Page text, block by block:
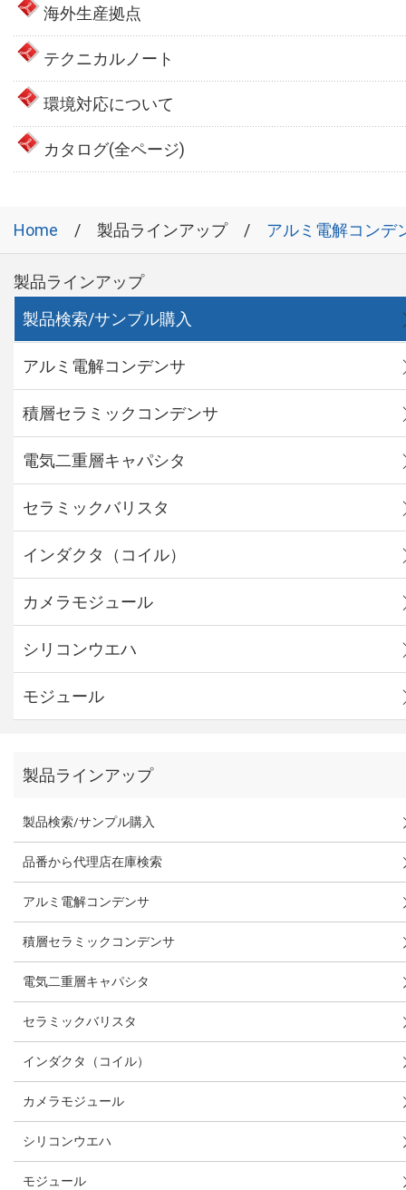
海外生産拠点
テクニカルノート
環境対応について
カタログ(全ページ)
Home 製品ラインアップ アルミ電解コンデ
製品ラインアップ
製品検索/サンプル購入
アルミ電解コンデンサ
積層セラミックコンデンサ
電気二重層キャパシタ
セラミックバリスタ
インダクタ（コイル）
カメラモジュール
シリコンウエハ
モジュール
製品ラインアップ
製品検索/サンプル購入
品番から代理店在庫検索
アルミ電解コンデンサ
積層セラミックコンデンサ
電気二重層キャパシタ
セラミックバリスタ
インダクタ（コイル）
カメラモジュール
シリコンウエハ
モジュール